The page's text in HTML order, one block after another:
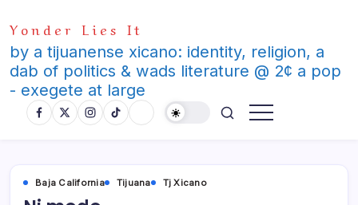
to
content
Yonder Lies It
by a tijuanense xicano: identity, religion, a
dab of politics & wads literature @ 2¢ a pop
- exegete at large
Baja California Tijuana Tj Xicano